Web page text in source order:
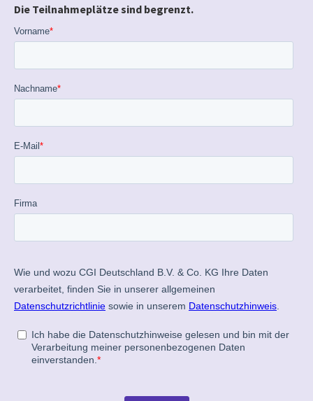
Die Teilnahmeplätze sind begrenzt.